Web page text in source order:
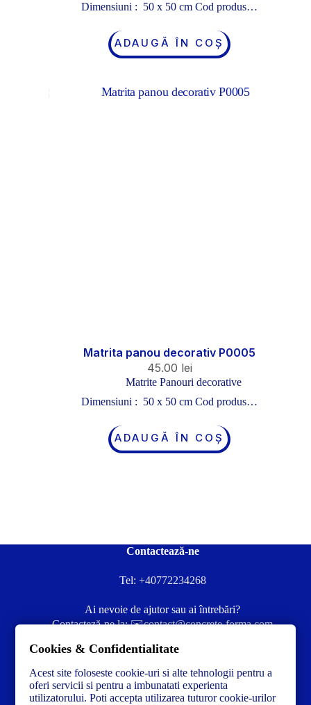
Dimensiuni : 50 x 50 cm Cod produs…
ADAUGĂ ÎN COȘ
Matrita panou decorativ P0005
45.00 lei
Matrite Panouri decorative
Dimensiuni : 50 x 50 cm Cod produs…
ADAUGĂ ÎN COȘ
Contactează-ne
Tel: +40772234268
Ai nevoie de ajutor sau ai întrebări?
Contacteză-ne la:✉️contact@concrete-forma.com
Cookies & Confidentialitate
Acest site foloseste cookie-uri si alte tehnologii pentru a
oferi servicii si pentru a imbunatati experienta
utilizatorului. Poti accepta utilizarea tuturor cookie-urilor